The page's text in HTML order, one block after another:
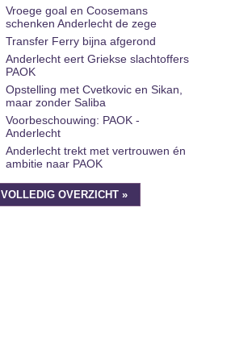
Vroege goal en Coosemans
schenken Anderlecht de zege
Transfer Ferry bijna afgerond
Anderlecht eert Griekse slachtoffers
PAOK
Opstelling met Cvetkovic en Sikan,
maar zonder Saliba
Voorbeschouwing: PAOK -
Anderlecht
Anderlecht trekt met vertrouwen én
ambitie naar PAOK
VOLLEDIG OVERZICHT »